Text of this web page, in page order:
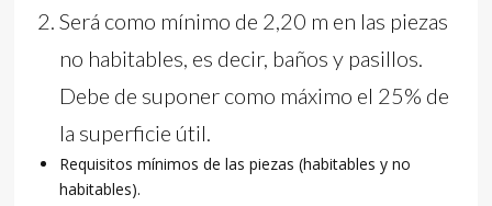
Será como mínimo de 2,20 m en las piezas
no habitables, es decir, baños y pasillos.
Debe de suponer como máximo el 25% de
la superficie útil.
Requisitos mínimos de las piezas (habitables y no
habitables).